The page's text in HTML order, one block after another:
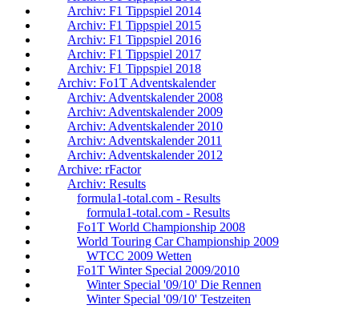
Archiv: F1 Tippspiel 2014
Archiv: F1 Tippspiel 2015
Archiv: F1 Tippspiel 2016
Archiv: F1 Tippspiel 2017
Archiv: F1 Tippspiel 2018
Archiv: Fo1T Adventskalender
Archiv: Adventskalender 2008
Archiv: Adventskalender 2009
Archiv: Adventskalender 2010
Archiv: Adventskalender 2011
Archiv: Adventskalender 2012
Archive: rFactor
Archiv: Results
formula1-total.com - Results
formula1-total.com - Results
Fo1T World Championship 2008
World Touring Car Championship 2009
WTCC 2009 Wetten
Fo1T Winter Special 2009/2010
Winter Special '09/10' Die Rennen
Winter Special '09/10' Testzeiten